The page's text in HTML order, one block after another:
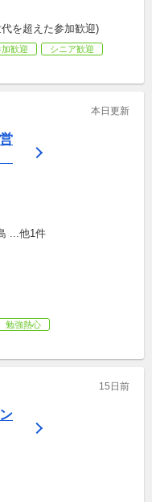
を超えた参加歓迎)
歓迎
シニア歓迎
本日更新
...他1件
勉強熱心
15日前